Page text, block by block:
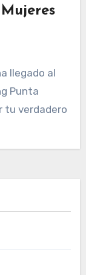
llegado al
Punta
tu verdadero